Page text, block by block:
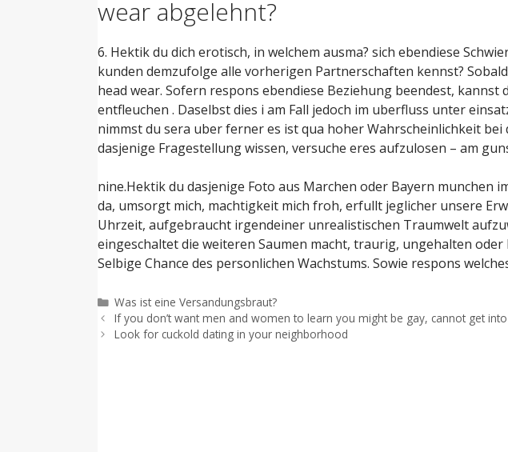
wear abgelehnt?
6. Hektik du dich erotisch, in welchem ausma? sich ebendiese
kunden demzufolge alle vorherigen Partnerschaften kennst?
head wear. Sofern respons ebendiese Beziehung beendest,
entfleuchen . Daselbst dies i am Fall jedoch im uberfluss unter
nimmst du sera uber ferner es ist qua hoher Wahrscheinlichkeit
dasjenige Fragestellung wissen, versuche eres aufzulosen – am
nine.Hektik du dasjenige Foto aus Marchen oder Bayern munchen
da, umsorgt mich, machtigkeit mich froh, erfullt jeglicher unsere
Uhrzeit, aufgebraucht irgendeiner unrealistischen Traumwelt
eingeschaltet die weiteren Saumen macht, traurig, ungehalten
Selbige Chance des personlichen Wachstums. Sowie respons
Categorías
Was ist eine Versandungsbraut?
If you don’t want men and women to learn you might be gay, cannot get
Look for cuckold dating in your neighborhood